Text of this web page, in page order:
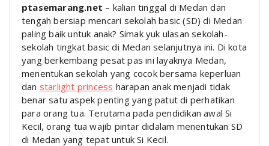
ptasemarang.net – kalian tinggal di Medan dan
tengah bersiap mencari sekolah basic (SD) di Medan
paling baik untuk anak? Simak yuk ulasan sekolah-
sekolah tingkat basic di Medan selanjutnya ini. Di kota
yang berkembang pesat pas ini layaknya Medan,
menentukan sekolah yang cocok bersama keperluan
dan starlight princess harapan anak menjadi tidak
benar satu aspek penting yang patut di perhatikan
para orang tua. Terutama pada pendidikan awal Si
Kecil, orang tua wajib pintar didalam menentukan SD
di Medan yang tepat untuk Si Kecil.